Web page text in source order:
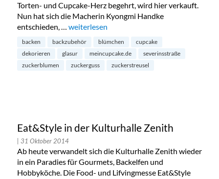
Torten- und Cupcake-Herz begehrt, wird hier verkauft.
Nun hat sich die Macherin Kyongmi Handke
entschieden, … „Cake Mart, die erste Filiale von
weiterlesen
backen backzubehör blümchen
cupcake
dekorieren
glasur meincupcake.de
severinsstraße
zuckerblumen
zuckerguss zuckerstreusel
Eat&Style in der Kulturhalle Zenith
| 31 Oktober 2014
Ab heute verwandelt sich die Kulturhalle Zenith wieder
in ein Paradies für Gourmets, Backelfen und
Hobbyköche. Die Food- und Lifvingmesse Eat&Style